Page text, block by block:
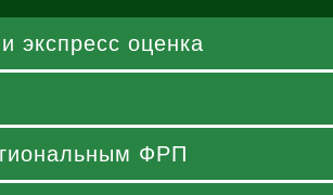
экспресс оценка
ФРП